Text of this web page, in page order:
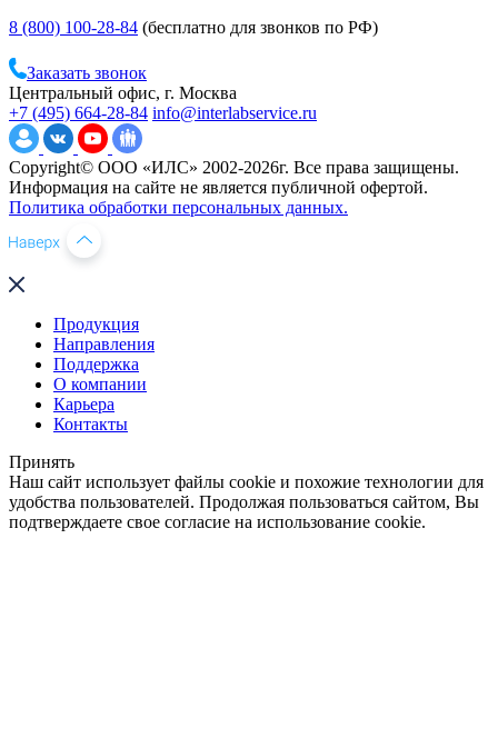
8 (800) 100-28-84 (бесплатно для звонков по РФ)
Заказать звонок
Центральный офис, г. Москва
+7 (495) 664-28-84 info@interlabservice.ru
Copyright© ООО «ИЛС» 2002-2026г. Все права защищены.
Информация на сайте не является публичной офертой.
Политика обработки персональных данных.
Продукция
Направления
Поддержка
О компании
Карьера
Контакты
Принять
Наш сайт использует файлы cookie и похожие технологии для
удобства пользователей. Продолжая пользоваться сайтом, Вы
подтверждаете свое согласие на использование cookie.